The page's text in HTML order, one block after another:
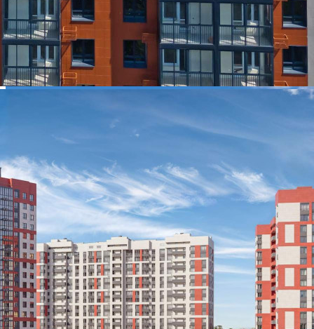
Цена за помещение
266 500 руб.
О помещении